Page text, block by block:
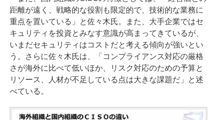
距離が遠く、戦略的な役割も限定的で、技術的な業務に
重点を置いている」と佐々木氏。また、大手企業ではセ
キュリティを投資とみなす意識が高まってきているが、
いまだセキュリティはコストだと考える傾向が強いとい
う。さらに佐々木氏は、「コンプライアンス対応の厳格
さが海外に比べて低いほか、リスク対応のための予算と
リソース、人材が不足している点は大きな課題だ」と述
べている。